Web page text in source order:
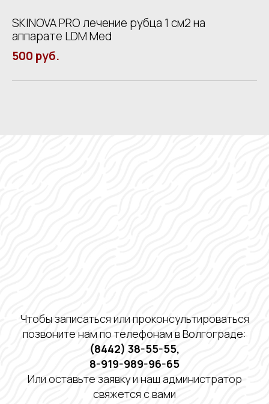
SKINOVA PRO лечение рубца 1 см2 на
аппарате LDM Med
500 руб.
Чтобы записаться или проконсультироваться
позвоните нам по телефонам в Волгограде:
(8442) 38-55-55,
8-919-989-96-65
Или оставьте заявку и наш администратор
свяжется с вами